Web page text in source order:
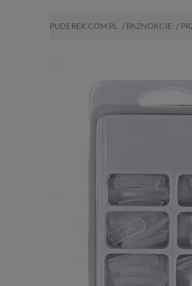
PUDEREK.COM.PL PAZNOKCIE